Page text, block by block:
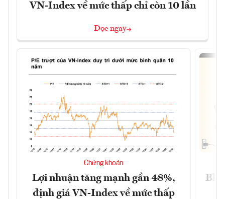
VN-Index về mức thấp chỉ còn 10 lần
Đọc ngay
Chứng khoán
Lợi nhuận tăng mạnh gần 48%,
định giá VN-Index về mức thấp